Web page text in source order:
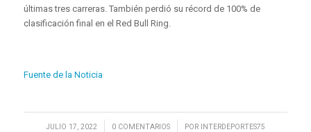
últimas tres carreras. También perdió su récord de 100% de
clasificación final en el Red Bull Ring.
Fuente de la Noticia
JULIO 17, 2022
/ 0 COMENTARIOS
/ POR INTERDEPORTES75